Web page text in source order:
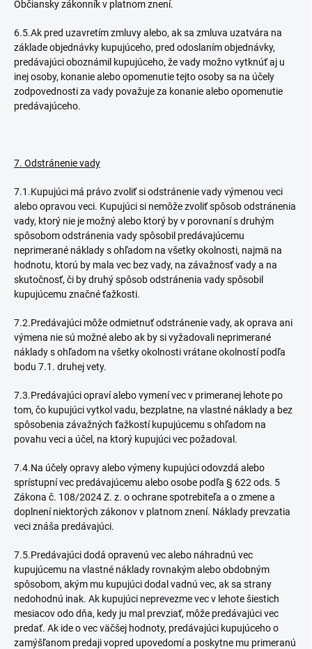
Občiansky zákonník v platnom znení.
6.5.Ak pred uzavretím zmluvy alebo, ak sa zmluva uzatvára na
základe objednávky kupujúceho, pred odoslaním objednávky,
predávajúci oboznámil kupujúceho, že vady možno vytknúť aj u
inej osoby, konanie alebo opomenutie tejto osoby sa na účely
zodpovednosti za vady považuje za konanie alebo opomenutie
predávajúceho.
7. Odstránenie vady
7.1.Kupujúci má právo zvoliť si odstránenie vady výmenou veci
alebo opravou veci. Kupujúci si nemôže zvoliť spôsob odstránenia
vady, ktorý nie je možný alebo ktorý by v porovnaní s druhým
spôsobom odstránenia vady spôsobil predávajúcemu
neprimerané náklady s ohľadom na všetky okolnosti, najmä na
hodnotu, ktorú by mala vec bez vady, na závažnosť vady a na
skutočnosť, či by druhý spôsob odstránenia vady spôsobil
kupujúcemu značné ťažkosti.
7.2.Predávajúci môže odmietnuť odstránenie vady, ak oprava ani
výmena nie sú možné alebo ak by si vyžadovali neprimerané
náklady s ohľadom na všetky okolnosti vrátane okolností podľa
bodu 7.1. druhej vety.
7.3.Predávajúci opraví alebo vymení vec v primeranej lehote po
tom, čo kupujúci vytkol vadu, bezplatne, na vlastné náklady a bez
spôsobenia závažných ťažkostí kupujúcemu s ohľadom na
povahu veci a účel, na ktorý kupujúci vec požadoval.
7.4.Na účely opravy alebo výmeny kupujúci odovzdá alebo
sprístupní vec predávajúcemu alebo osobe podľa § 622 ods. 5
Zákona č. 108/2024 Z. z. o ochrane spotrebiteľa a o zmene a
doplnení niektorých zákonov v platnom znení. Náklady prevzatia
veci znáša predávajúci.
7.5.Predávajúci dodá opravenú vec alebo náhradnú vec
kupujúcemu na vlastné náklady rovnakým alebo obdobným
spôsobom, akým mu kupujúci dodal vadnú vec, ak sa strany
nedohodnú inak. Ak kupujúci neprevezme vec v lehote šiestich
mesiacov odo dňa, kedy ju mal prevziať, môže predávajúci vec
predať. Ak ide o vec väčšej hodnoty, predávajúci kupujúceho o
zamýšľanom predaji vopred upovedomí a poskytne mu primeranú